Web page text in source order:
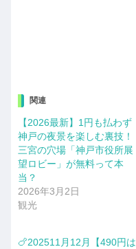
関連
【2026最新】1円も払わず
神戸の夜景を楽しむ裏技！
三宮の穴場「神戸市役所展
望ロビー」が無料って本
当？
2026年3月2日
観光
🍗202511月12月【490円は